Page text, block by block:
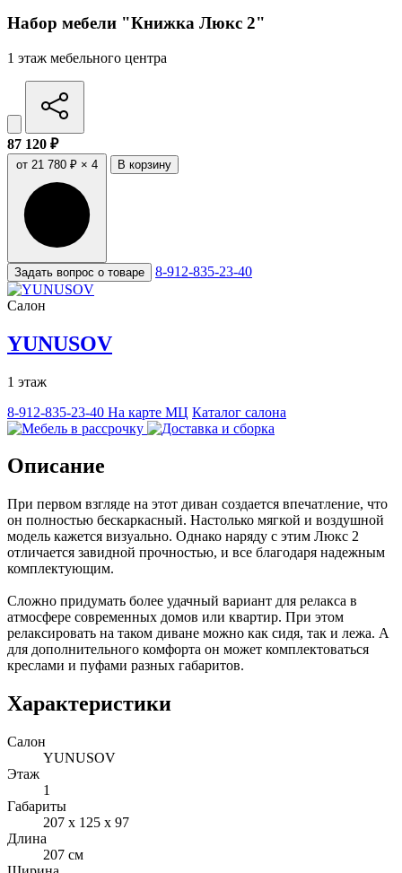
Набор мебели "Книжка Люкс 2"
1 этаж мебельного центра
87 120 ₽
от 21 780 ₽ × 4 В корзину
Задать вопрос о товаре 8-912-835-23-40
Салон
YUNUSOV
1 этаж
8-912-835-23-40 На карте МЦ Каталог салона
Описание
При первом взгляде на этот диван создается впечатление, что
он полностью бескаркасный. Настолько мягкой и воздушной
модель кажется визуально. Однако наряду с этим Люкс 2
отличается завидной прочностью, и все благодаря надежным
комплектующим.
Сложно придумать более удачный вариант для релакса в
атмосфере современных домов или квартир. При этом
релаксировать на таком диване можно как сидя, так и лежа. А
для дополнительного комфорта он может комплектоваться
креслами и пуфами разных габаритов.
Характеристики
Салон
YUNUSOV
Этаж
1
Габариты
207 x 125 x 97
Длина
207 см